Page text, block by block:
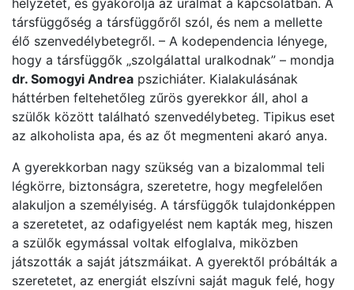
társfüggőség a társfüggőről szól, és nem a mellette
élő szenvedélybetegről. – A kodependencia lényege,
hogy a társfüggők „szolgálattal uralkodnak” – mondja
dr. Somogyi Andrea pszichiáter. Kialakulásának
háttérben feltehetőleg zűrös gyerekkor áll, ahol a
szülők között található szenvedélybeteg. Tipikus eset
az alkoholista apa, és az őt megmenteni akaró anya.
A gyerekkorban nagy szükség van a bizalommal teli
légkörre, biztonságra, szeretetre, hogy megfelelően
alakuljon a személyiség. A társfüggők tulajdonképpen
a szeretetet, az odafigyelést nem kapták meg, hiszen
a szülők egymással voltak elfoglalva, miközben
játszották a saját játszmáikat. A gyerektől próbálták a
szeretetet, az energiát elszívni saját maguk felé, hogy